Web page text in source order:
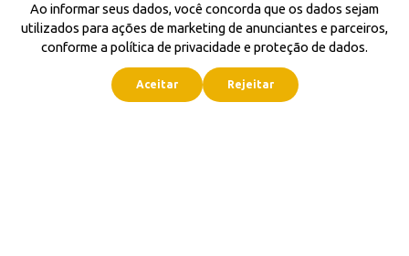
Ao informar seus dados, você concorda que os dados sejam
utilizados para ações de marketing de anunciantes e parceiros,
conforme a política de privacidade e proteção de dados.
Aceitar Rejeitar